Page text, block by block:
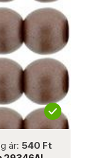
ár: 540 Ft